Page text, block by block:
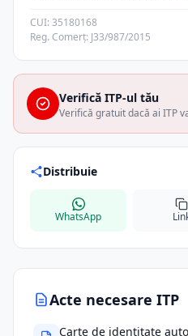
Acte necesare ITP
Carte de identitate auto
CUI: 35180168
Reg. Comerț: J33/987/2015
Verifică ITP-ul tău
Verifică gratuit dacă ai ITP
Distribuie
WhatsApp